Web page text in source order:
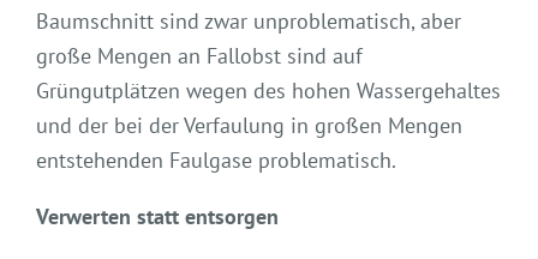
Baumschnitt sind zwar unproblematisch, aber
große Mengen an Fallobst sind auf
Grüngutplätzen wegen des hohen Wassergehaltes
und der bei der Verfaulung in großen Mengen
entstehenden Faulgase problematisch.
Verwerten statt entsorgen